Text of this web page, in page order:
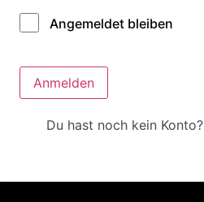
Alternative:
Angemeldet bleiben
Anmelden
Du hast noch kein Konto?